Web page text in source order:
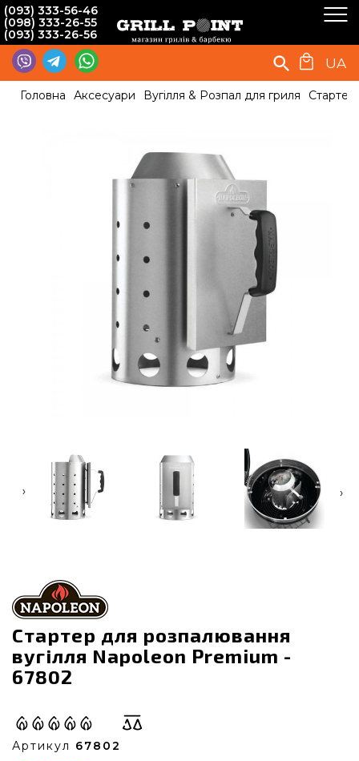
(093) 333-56-46
(098) 333-26-55
(093) 333-26-56
UA
Головна Аксесуари Вугілля & Розпал для гриля
‹ ›
Стартер для розпалювання
вугілля Napoleon Premium -
67802
Артикул 67802